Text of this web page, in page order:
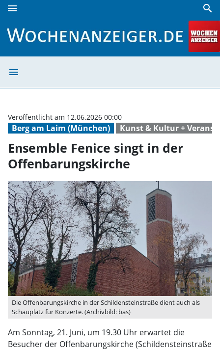
menu search
menu
Berg am Laim (München) Kunst & Kultur +
Veröffentlicht am 12.06.2026 00:00
Ensemble Fenice singt in der
Offenbarungskirche
Die Offenbarungskirche in der Schildensteinstraße dient auch als
Schauplatz für Konzerte. (Archivbild: bas)
Am Sonntag, 21. Juni, um 19.30 Uhr erwartet die
Besucher der Offenbarungskirche (Schildensteinstraße